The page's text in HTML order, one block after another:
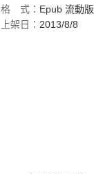
格
式： Epub 流動版
上架日： 2013/8/8